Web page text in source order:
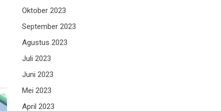
Oktober 2023
September 2023
Agustus 2023
Juli 2023
Juni 2023
Mei 2023
April 2023